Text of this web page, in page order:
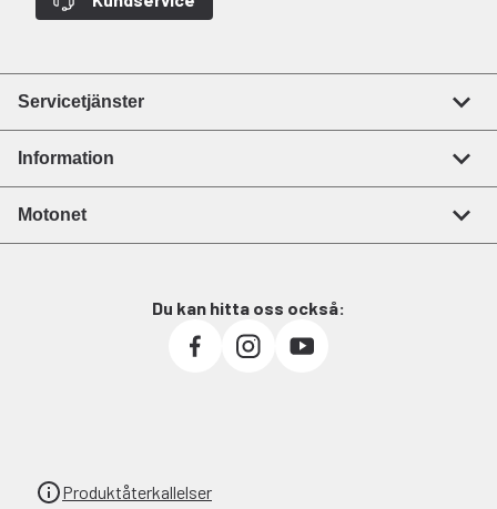
Servicetjänster
Information
Motonet
Du kan hitta oss också:
Produktåterkallelser